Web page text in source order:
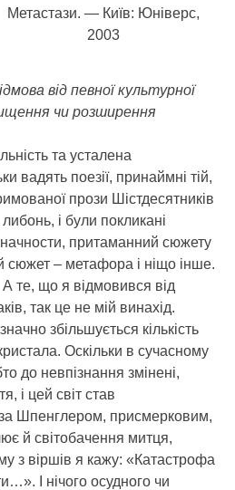
Метастази. — Київ: Юніверс,
2003
від певної культурної
чи розширення
та усталена
вадять поезії, принаймні тій,
прози Шістдесятників
і були покликані
притаманний сюжету
сюжет – метафора і ніщо інше.
те, що я відмовився від
так це не мій винахід.
збільшується кількість
Оскільки в сучасному
до невпізнання змінені,
і цей світ став
Шпенглером, присмерковим,
й світобачення митця,
з віршів я кажу: «Катастрофа
І нічого осудного чи